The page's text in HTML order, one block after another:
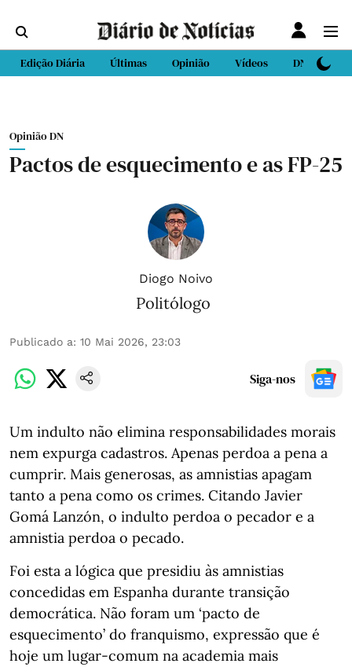
Edição Diária Últimas Opinião Vídeos DN Sport
Opinião DN
Pactos de esquecimento e as FP-25
Diogo Noivo
Politólogo
Publicado a: 10 Mai 2026, 23:03
Siga-nos
Um indulto não elimina responsabilidades morais
nem expurga cadastros. Apenas perdoa a pena a
cumprir. Mais generosas, as amnistias apagam
tanto a pena como os crimes. Citando Javier
Gomá Lanzón, o indulto perdoa o pecador e a
amnistia perdoa o pecado.
Foi esta a lógica que presidiu às amnistias
concedidas em Espanha durante transição
democrática. Não foram um ‘pacto de
esquecimento’ do franquismo, expressão que é
hoje um lugar-comum na academia mais